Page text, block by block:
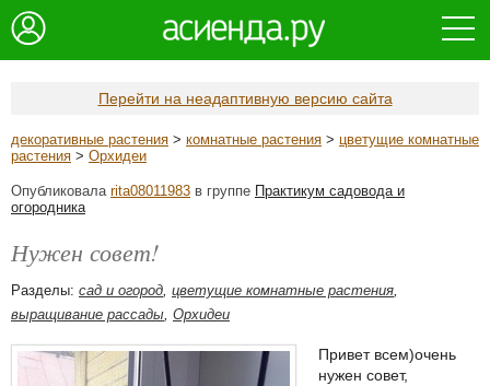
Перейти на неадаптивную версию сайта
декоративные растения > комнатные растения > цветущие комнатные
растения > Орхидеи
Опубликовала rita08011983 в группе Практикум садовода и
огородника
Нужен совет!
Разделы: сад и огород, цветущие комнатные растения,
выращивание рассады, Орхидеи
Привет всем)очень
нужен совет,